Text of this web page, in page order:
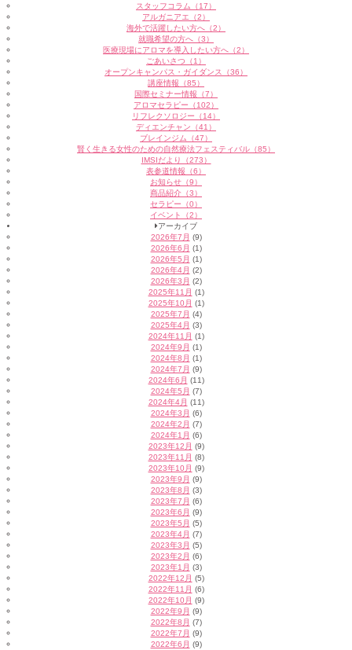
スタッフコラム（17）
アルガニアエ（2）
海外で活躍したい方へ（2）
就職希望の方へ（3）
医療現場にアロマを導入したい方へ（2）
ごあいさつ（1）
オープンキャンパス・ガイダンス（36）
講座情報（85）
国際セミナー情報（7）
アロマセラピー（102）
リフレクソロジー（14）
ディエンチャン（41）
ブレインジム（47）
賢く生きる女性のための自然療法フェスティバル（85）
IMSIだより（273）
表参道情報（6）
お知らせ（9）
商品紹介（3）
セラピー（0）
イベント（2）
アーカイブ
2026年7月 (9)
2026年6月 (1)
2026年5月 (1)
2026年4月 (2)
2026年3月 (2)
2025年11月 (1)
2025年10月 (1)
2025年7月 (4)
2025年4月 (3)
2024年11月 (1)
2024年9月 (1)
2024年8月 (1)
2024年7月 (9)
2024年6月 (11)
2024年5月 (7)
2024年4月 (11)
2024年3月 (6)
2024年2月 (7)
2024年1月 (6)
2023年12月 (9)
2023年11月 (8)
2023年10月 (9)
2023年9月 (9)
2023年8月 (3)
2023年7月 (6)
2023年6月 (9)
2023年5月 (5)
2023年4月 (7)
2023年3月 (5)
2023年2月 (6)
2023年1月 (3)
2022年12月 (5)
2022年11月 (6)
2022年10月 (9)
2022年9月 (9)
2022年8月 (7)
2022年7月 (9)
2022年6月 (9)